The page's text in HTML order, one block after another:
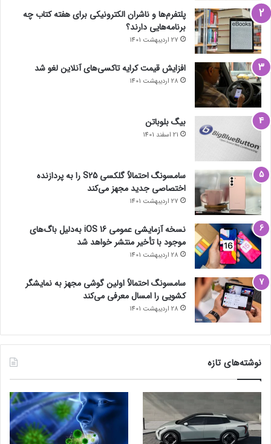
پلتفرم‌ها و ناشران الکترونیکی برای هفته کتاب چه
برنامه‌هایی دارند؟
27 اردیبهشت 1401
افزایش قیمت کرایه تاکسی‌های آنلاین لغو شد
28 اردیبهشت 1401
بیگ بلوباتن
21 اسفند 1401
سامسونگ احتمالاً گلکسی S25 را به پردازنده
اختصاصی جدید مجهز می‌کند
27 اردیبهشت 1401
نسخه آزمایشی عمومی iOS 16 به‌دلیل باگ‌های
موجود با تأخیر منتشر خواهد شد
28 اردیبهشت 1401
سامسونگ احتمالاً اولین گوشی مجهز به نمایشگر
کشویی را امسال معرفی می‌کند
28 اردیبهشت 1401
نوشته‌های تازه